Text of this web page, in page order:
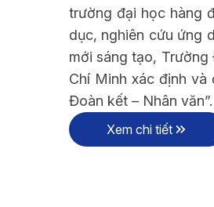
trường đại học hàng
dục, nghiên cứu ứng
mới sáng tạo,
Chí Minh xác định
Đoàn kết – Nhân văn”.
Xem chi tiết